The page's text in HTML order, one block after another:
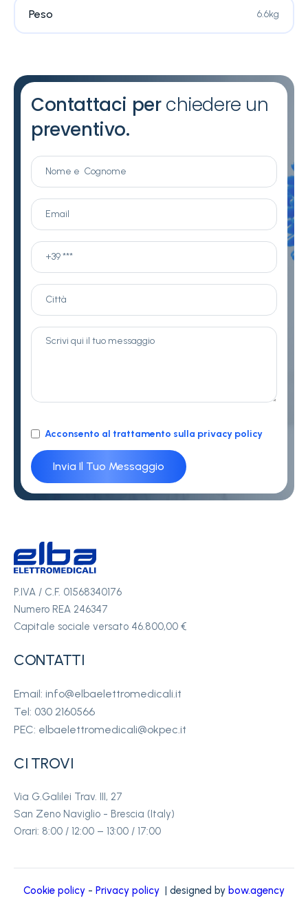
Peso 6.6kg
Contattaci perchiedere un
preventivo.
Acconsento al trattamento sulla privacy policy
P.IVA / C.F. 01568340176
Numero REA 246347
Capitale sociale versato 46.800,00 €
CONTATTI
Email: info@elbaelettromedicali.it
Tel: 030 2160566
PEC: elbaelettromedicali@okpec.it
CI TROVI
Via G.Galilei Trav. III, 27
San Zeno Naviglio - Brescia (Italy)
Orari: 8:00 / 12:00 – 13:00 / 17:00
Cookie policy - Privacy policy | designed by bow.agency